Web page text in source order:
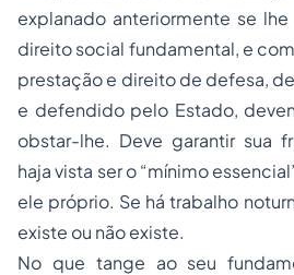
explanado anteriormente se
direito social fundamental, e
prestação e direito de defesa,
e defendido pelo Estado,
obstar-lhe. Deve garantir sua
haja vista ser o “mínimo
ele próprio. Se há trabalho
existe ou não existe.
No que tange ao seu